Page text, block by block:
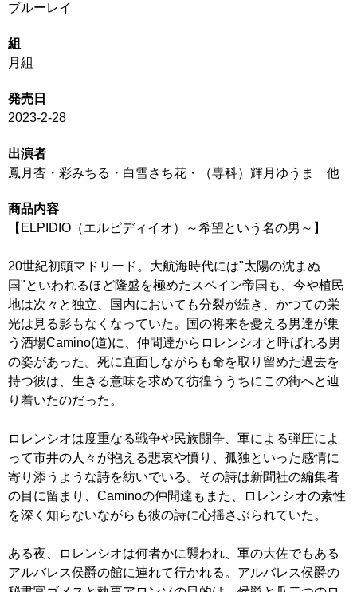
ブルーレイ
組
月組
発売日
2023-2-28
出演者
鳳月杏・彩みちる・白雪さち花・（専科）輝月ゆうま 他
商品内容
【ELPIDIO（エルピディイオ）～希望という名の男～】
20世紀初頭マドリード。大航海時代には"太陽の沈まぬ
国"といわれるほど隆盛を極めたスペイン帝国も、今や植民
地は次々と独立、国内においても分裂が続き、かつての栄
光は見る影もなくなっていた。国の将来を憂える男達が集
う酒場Camino(道)に、仲間達からロレンシオと呼ばれる男
の姿があった。死に直面しながらも命を取り留めた過去を
持つ彼は、生きる意味を求めて彷徨ううちにこの街へと辿
り着いたのだった。
ロレンシオは度重なる戦争や民族闘争、軍による弾圧によ
って市井の人々が抱える悲哀や憤り、孤独といった感情に
寄り添うような詩を紡いでいる。その詩は新聞社の編集者
の目に留まり、Caminoの仲間達もまた、ロレンシオの素性
を深く知らないながらも彼の詩に心揺さぶられていた。
ある夜、ロレンシオは何者かに襲われ、軍の大佐でもある
アルバレス侯爵の館に連れて行かれる。アルバレス侯爵の